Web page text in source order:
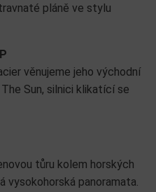
pláně ve stylu
věnujeme jeho východní
Sun, silnici klikatící se
tůru kolem horských
vysokohorská panoramata.